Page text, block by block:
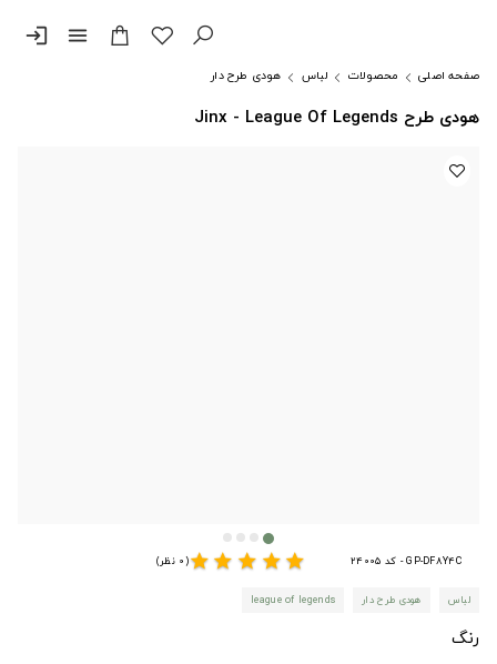
menu
login
صفحه اصلی محصولات لباس هودی طرح دار
هودی طرح Jinx - League Of Legends
GP-DF8Y4C - کد 24005 star
star
star
star
star(0 نظر)
لباس هودی طرح دار league of legends
رنگ